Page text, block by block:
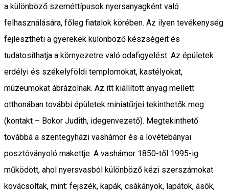
a különböző szeméttípusok nyersanyagként való
felhasználására, főleg fiatalok körében. Az ilyen tevékenység
fejlesztheti a gyerekek különböző készségeit és
tudatosíthatja a környezetre való odafigyelést. Az épületek
erdélyi és székelyföldi templomokat, kastélyokat,
múzeumokat ábrázolnak. Az itt kiállított anyag mellett
otthonában további épületek miniatűrjei tekinthetők meg
(kontakt – Bokor Judith, idegenvezető). Megtekinthető
továbbá a szentegyházi vashámor és a lövétebányai
posztóványoló makettje. A vashámor 1850-től 1995-ig
működött, ahol nyersvasból különböző kézi szerszámokat
kovácsoltak, mint: fejszék, kapák, csákányok, lapátok, ásók,